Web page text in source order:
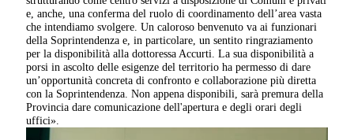
e, anche, una conferma del ruolo di coordinamento dell’area vasta
che intendiamo svolgere. Un caloroso benvenuto va ai funzionari
della Soprintendenza e, in particolare, un sentito ringraziamento
per la disponibilità alla dottoressa Accurti. La sua disponibilità a
porsi in ascolto delle esigenze del territorio ha permesso di dare
un’opportunità concreta di confronto e collaborazione più diretta
con la Soprintendenza. Non appena disponibili, sarà premura della
Provincia dare comunicazione dell'apertura e degli orari degli
uffici».